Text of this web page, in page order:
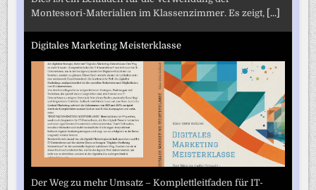
Montessori-Materialien im Klassenzimmer. Es zeigt,
[...]
Digitales Marketing Meisterklasse
Der Weg zu mehr Umsatz – Komplettleitfaden für IT-